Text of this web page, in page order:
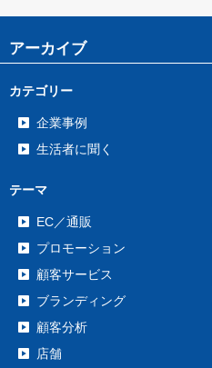
アーカイブ
カテゴリー
企業事例
生活者に聞く
テーマ
EC／通販
プロモーション
顧客サービス
ブランディング
顧客分析
店舗